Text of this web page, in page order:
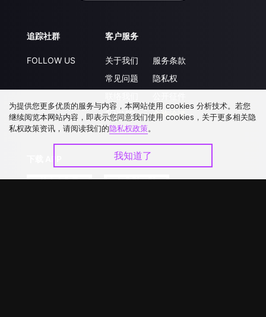
追踪社群
FOLLOW US
客户服务
关于我们
常见问题
升级VIP
服务条款
隐私权
合作洽談
为提供您更多优质的服务与内容，本网站使用 cookies 分析技术。若您
继续阅览本网站内容，即表示您同意我们使用 cookies，关于更多相关隐
私权政策资讯，请阅读我们的隐私权政策。
我知道了